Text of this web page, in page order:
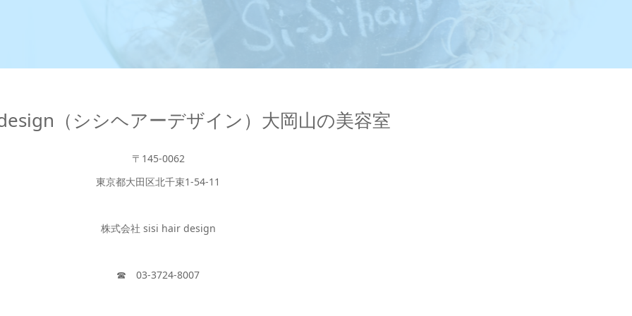
（シシヘアーデザイン）大岡山の美容室
〒145-0062
東京都大田区北千束1-54-11
株式会社 sisi hair design
☎︎ 03-3724-8007